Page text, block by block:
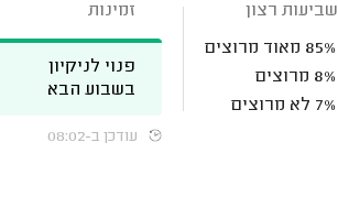
שביעות רצון
85% מאוד מרוצים
8% מרוצים
7% לא מרוצים
זמינות
פנוי לניקיון
בשבוע הבא
עודכן ב-08:02